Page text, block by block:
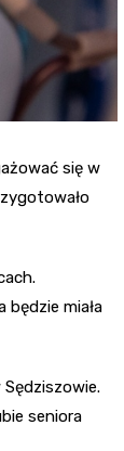
się w
będzie miała
seniora